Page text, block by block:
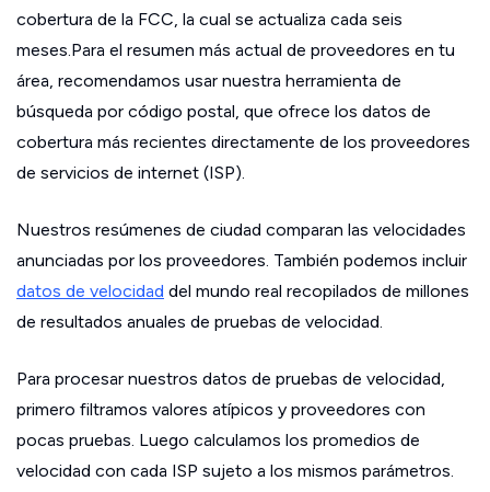
cobertura de la FCC, la cual se actualiza cada seis
meses.Para el resumen más actual de proveedores en tu
área, recomendamos usar nuestra herramienta de
búsqueda por código postal, que ofrece los datos de
cobertura más recientes directamente de los proveedores
de servicios de internet (ISP).
Nuestros resúmenes de ciudad comparan las velocidades
anunciadas por los proveedores. También podemos incluir
datos de velocidad del mundo real recopilados de millones
de resultados anuales de pruebas de velocidad.
Para procesar nuestros datos de pruebas de velocidad,
primero filtramos valores atípicos y proveedores con
pocas pruebas. Luego calculamos los promedios de
velocidad con cada ISP sujeto a los mismos parámetros.